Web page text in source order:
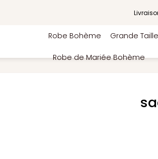
Robe Bohème Grande Taille
Robe de Mariée Bohème